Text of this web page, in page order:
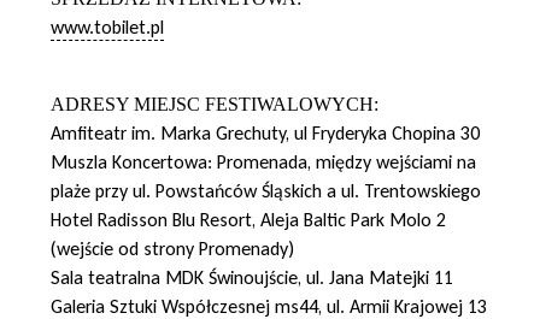
www.tobilet.pl
ADRESY MIEJSC FESTIWALOWYCH:
Amfiteatr im. Marka Grechuty, ul Fryderyka Chopina 30
Muszla Koncertowa: Promenada, między wejściami na
plaże przy ul. Powstańców Śląskich a ul. Trentowskiego
Hotel Radisson Blu Resort, Aleja Baltic Park Molo 2
(wejście od strony Promenady)
Sala teatralna MDK Świnoujście, ul. Jana Matejki 11
Galeria Sztuki Współczesnej ms44, ul. Armii Krajowej 13